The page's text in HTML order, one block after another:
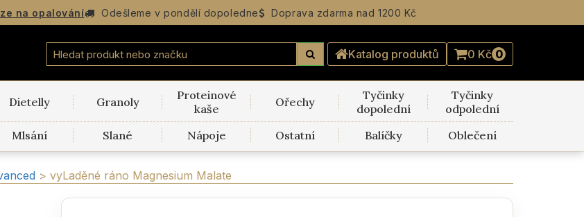
na opalování Odešleme vpondělí dopoledne Doprava zdarma nad 1200 Kč
Katalog produktů 0 Kč 0
Dietelly Granoly
Proteinové
kaše
Ořechy
Tyčinky
dopolední
Tyčinky
odpolední
Mlsání Slané Nápoje Ostatní Balíčky Oblečení
> vyLaděné ráno Magnesium Malate